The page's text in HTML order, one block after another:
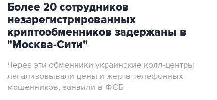
Более 20 сотрудников
незарегистрированных
криптообменников задержаны в
"Москва-Сити"
Через эти обменники украинские колл-центры
легализовывали деньги жертв телефонных
мошенников, заявили в ФСБ